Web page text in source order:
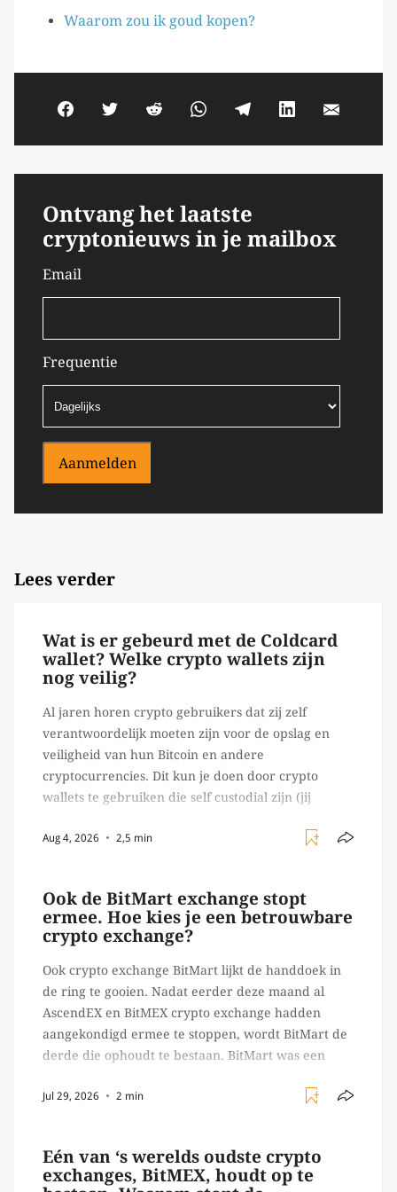
Waarom zou ik goud kopen?
Ontvang het laatste
cryptonieuws in je mailbox
Email
Frequentie
Aanmelden
Lees verder
Wat is er gebeurd met de Coldcard
wallet? Welke crypto wallets zijn
nog veilig?
Al jaren horen crypto gebruikers dat zij zelf
verantwoordelijk moeten zijn voor de opslag en
veiligheid van hun Bitcoin en andere
cryptocurrencies. Dit kun je doen door crypto
wallets te gebruiken die self custodial zijn (jij
Ledger of Trezor bijvoorbeeld. Echter, op 29 juli
Aug 4, 2026 2,5 min
Ook de BitMart exchange stopt
ermee. Hoe kies je een betrouwbare
crypto exchange?
Ook crypto exchange BitMart lijkt de handdoek in
de ring te gooien. Nadat eerder deze maand al
AscendEX en BitMEX crypto exchange hadden
aangekondigd ermee te stoppen, wordt BitMart de
derde die ophoudt te bestaan. BitMart was een
crypto handelaren terecht konden om te handelen
Jul 29, 2026 2 min
Eén van ‘s werelds oudste crypto
exchanges, BitMEX, houdt op te